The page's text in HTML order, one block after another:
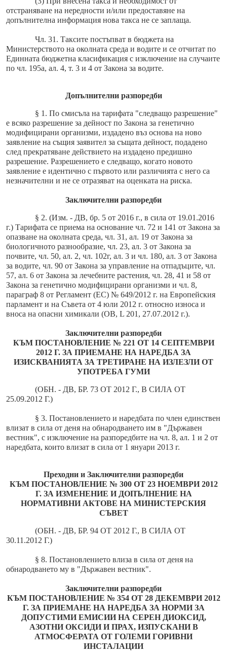
отстраняване на нередности и/или предоставяне на
допълнителна информация нова такса не се заплаща.
Чл. 31. Таксите постъпват в бюджета на
Министерството на околната среда и водите и се отчитат по
Единната бюджетна класификация с изключение на случаите
по чл. 195а, ал. 4, т. 3 и 4 от Закона за водите.
Допълнителни разпоредби
§ 1. По смисъла на тарифата "следващо разрешение"
е всяко разрешение за дейност по Закона за генетично
модифицирани организми, издадено въз основа на ново
заявление на същия заявител за същата дейност, подадено
след прекратяване действието на издадено предишно
разрешение. Разрешението е следващо, когато новото
заявление е идентично с първото или различията с него са
незначителни и не се отразяват на оценката на риска.
Заключителни разпоредби
§ 2. (Изм. - ДВ, бр. 5 от 2016 г., в сила от 19.01.2016
г.) Тарифата се приема на основание чл. 72 и 141 от Закона за
опазване на околната среда, чл. 31, ал. 19 от Закона за
биологичното разнообразие, чл. 23, ал. 3 от Закона за
почвите, чл. 50, ал. 2, чл. 102г, ал. 3 и чл. 180, ал. 3 от Закона
за водите, чл. 90 от Закона за управление на отпадъците, чл.
57, ал. 6 от Закона за лечебните растения, чл. 28, 41 и 58 от
Закона за генетично модифицирани организми и чл. 8,
параграф 8 от Регламент (ЕС) № 649/2012 г. на Европейския
парламент и на Съвета от 4 юли 2012 г. относно износа и
вноса на опасни химикали (ОВ, L 201, 27.07.2012 г.).
Заключителни разпоредби
КЪМ ПОСТАНОВЛЕНИЕ № 221 ОТ 14 СЕПТЕМВРИ
2012 Г. ЗА ПРИЕМАНЕ НА НАРЕДБА ЗА
ИЗИСКВАНИЯТА ЗА ТРЕТИРАНЕ НА ИЗЛЕЗЛИ ОТ
УПОТРЕБА ГУМИ
(ОБН. - ДВ, БР. 73 ОТ 2012 Г., В СИЛА ОТ
25.09.2012 Г.)
§ 3. Постановлението и наредбата по член единствен
влизат в сила от деня на обнародването им в "Държавен
вестник", с изключение на разпоредбите на чл. 8, ал. 1 и 2 от
наредбата, които влизат в сила от 1 януари 2013 г.
Преходни и Заключителни разпоредби
КЪМ ПОСТАНОВЛЕНИЕ № 300 ОТ 23 НОЕМВРИ 2012
Г. ЗА ИЗМЕНЕНИЕ И ДОПЪЛНЕНИЕ НА
НОРМАТИВНИ АКТОВЕ НА МИНИСТЕРСКИЯ
СЪВЕТ
(ОБН. - ДВ, БР. 94 ОТ 2012 Г., В СИЛА ОТ
30.11.2012 Г.)
§ 8. Постановлението влиза в сила от деня на
обнародването му в "Държавен вестник".
Заключителни разпоредби
КЪМ ПОСТАНОВЛЕНИЕ № 354 ОТ 28 ДЕКЕМВРИ 2012
Г. ЗА ПРИЕМАНЕ НА НАРЕДБА ЗА НОРМИ ЗА
ДОПУСТИМИ ЕМИСИИ НА СЕРЕН ДИОКСИД,
АЗОТНИ ОКСИДИ И ПРАХ, ИЗПУСКАНИ В
АТМОСФЕРАТА ОТ ГОЛЕМИ ГОРИВНИ
ИНСТАЛАЦИИ